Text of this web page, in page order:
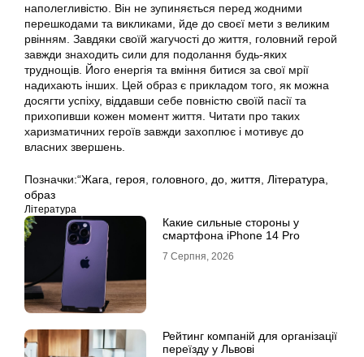
наполегливістю. Він не зупиняється перед жодними
перешкодами та викликами, йде до своєї мети з великим
рвінням. Завдяки своїй жагучості до життя, головний герой
завжди знаходить сили для подолання будь-яких
труднощів. Його енергія та вміння битися за свої мрії
надихають інших. Цей образ є прикладом того, як можна
досягти успіху, віддавши себе повністю своїй пасії та
прихопивши кожен момент життя. Читати про таких
харизматичних героїв завжди захоплює і мотивує до
власних звершень.
Позначки:“Жага героя головного до життя Література
образ
Література
Какие сильные стороны у
смартфона iPhone 14 Pro
7 Серпня, 2026
Рейтинг компаній для організації
переїзду у Львові